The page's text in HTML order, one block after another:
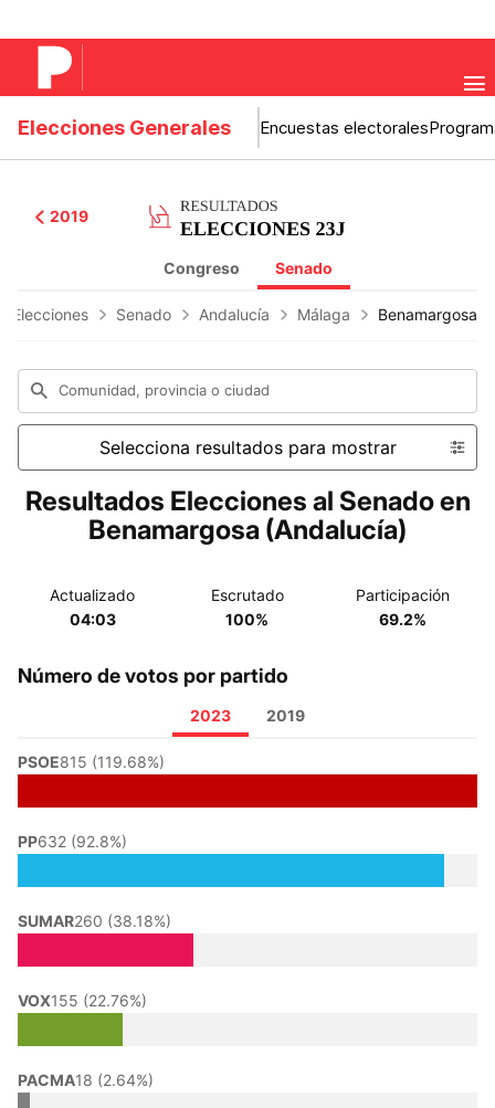
Elecciones Generales Encuestas electorales
2019
Congreso Senado
Elecciones Senado Andalucía Málaga Benamargosa
Comunidad, provincia o ciudad
Selecciona resultados para mostrar
Resultados Elecciones al Senado en
Benamargosa (Andalucía)
Actualizado
04:03
Escrutado
100%
Participación
69.2%
Número de votos por partido
2023 2019
PSOE815 (119.68%)
PP632 (92.8%)
SUMAR260 (38.18%)
VOX155 (22.76%)
PACMA18 (2.64%)